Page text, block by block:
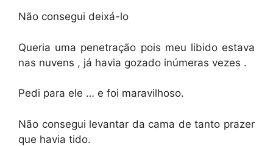
Não consegui deixá-lo
Queria uma penetração pois meu libido estava
nas nuvens , já havia gozado inúmeras vezes .
Pedi para ele … e foi maravilhoso.
Não consegui levantar da cama de tanto prazer
que havia tido.